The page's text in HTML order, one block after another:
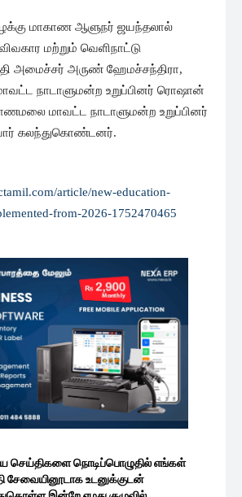
மாகாண ஆளுநர் ஜயந்தலால்
மற்றும் வெளிநாட்டு
அமைச்சர் அருண் ஹேமச்சந்திரா,
நாடாளுமன்ற உறுப்பினர் ரொஷான்
மாவட்ட நாடாளுமன்ற உறுப்பினர்
கலந்துகொண்டனர்.
article/new-education-
from-2026-1752470465
செய்திகளை நொடிப்பொழுதில் எங்கள்
சேவையினூடாக உடனுக்குடன்